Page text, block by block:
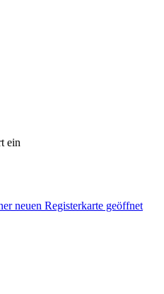
ein
neuen Registerkarte geöffnet